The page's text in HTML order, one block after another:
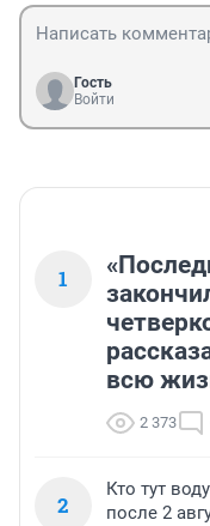
Гость
Войти
1
всю
2 373
2
Кто тут
после 2